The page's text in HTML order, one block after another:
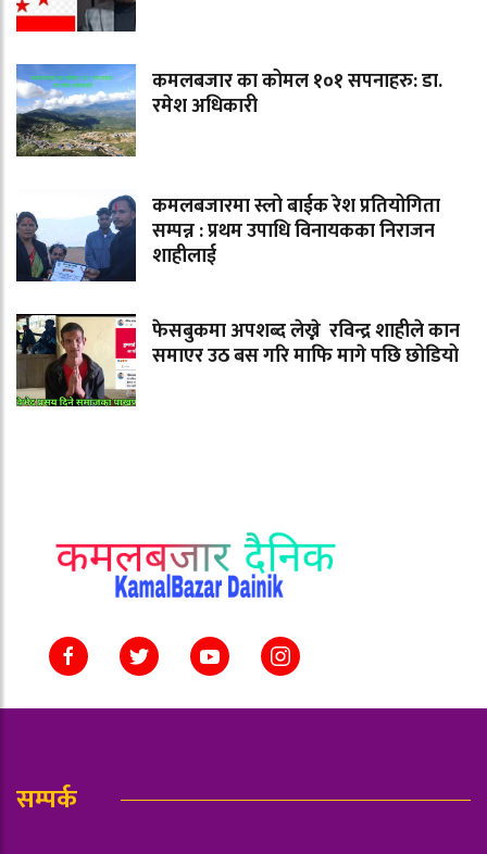
कमलबजार का कोमल १०१ सपनाहरु: डा.
रमेश अधिकारी
कमलबजारमा स्लो बाईक रेश प्रतियोगिता
सम्पन्न : प्रथम उपाधि विनायकका निराजन
शाहीलाई
फेसबुकमा अपशब्द लेख्ने रविन्द्र शाहीले कान
समाएर उठ बस गरि माफि मागे पछि छोडियो
सम्पर्क